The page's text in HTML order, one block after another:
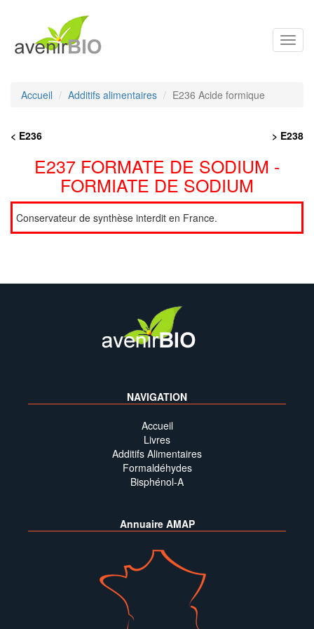
Accueil Additifs alimentaires E236 Acide formique
< E236 > E238
E237 FORMATE DE SODIUM -
FORMIATE DE SODIUM
Conservateur de synthèse interdit en France.
NAVIGATION
Accueil
Livres
Additifs Alimentaires
Formaldéhydes
Bisphénol-A
Annuaire AMAP